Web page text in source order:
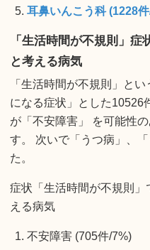
耳鼻いんこう科 (1228
「生活時間が不規則」症
と考える病気
「生活時間が不規則」と
になる症状」とした10526
が「不安障害」 を可能性
す。 次いで「うつ病」、
た。
症状「生活時間が不規則
える病気
不安障害 (705件/7%)